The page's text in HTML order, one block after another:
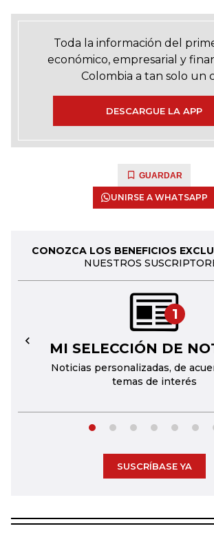
Toda la información del
económico, empresarial y
Colombia a tan solo un
DESCARGUE LA APP
GUARDAR
UNIRSE A WHATSAPP
CONOZCA LOS BENEFICIOS
NUESTROS
1
MI SELECCIÓN DE
Noticias personalizadas, de
temas de interés
←
SUSCRÍBASE YA